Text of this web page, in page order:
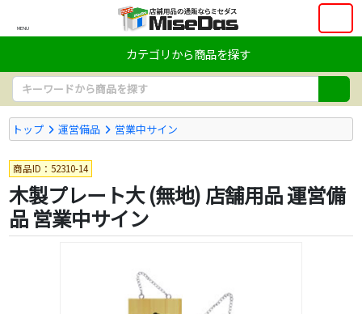
MENU
カテゴリから商品を探す
トップ 運営備品 営業中サイン
商品ID：52310-14
木製プレート大 (無地) 店舗用品 運営備
品 営業中サイン